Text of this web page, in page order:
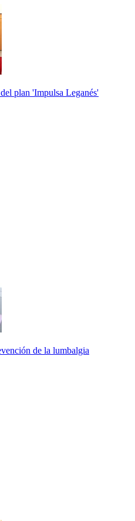
plan 'Impulsa Leganés'
de la lumbalgia